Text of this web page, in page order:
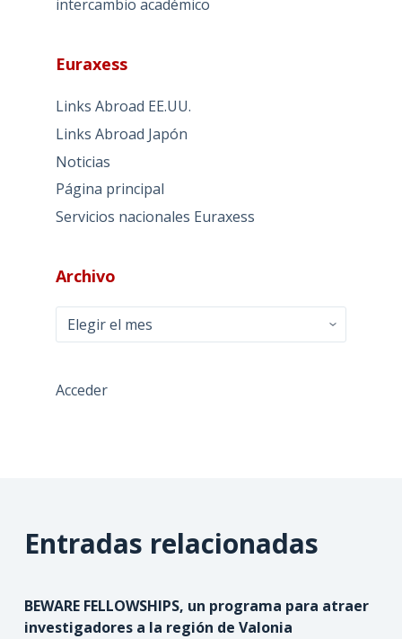
intercambio académico
Euraxess
Links Abroad EE.UU.
Links Abroad Japón
Noticias
Página principal
Servicios nacionales Euraxess
Archivo
Archivo
Acceder
Entradas relacionadas
BEWARE FELLOWSHIPS, un programa para atraer
investigadores a la región de Valonia